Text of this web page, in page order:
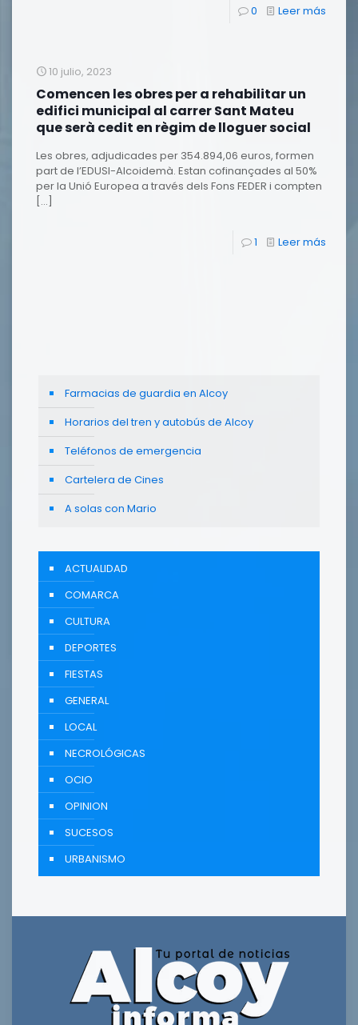
0 Leer más
10 julio, 2023
Comencen les obres per a rehabilitar un
edifici municipal al carrer Sant Mateu
que serà cedit en règim de lloguer social
Les obres, adjudicades per 354.894,06 euros, formen
part de l’EDUSI-Alcoidemà. Estan cofinançades al 50%
per la Unió Europea a través dels Fons FEDER i compten
[…]
1 Leer más
Farmacias de guardia en Alcoy
Horarios del tren y autobús de Alcoy
Teléfonos de emergencia
Cartelera de Cines
A solas con Mario
ACTUALIDAD
COMARCA
CULTURA
DEPORTES
FIESTAS
GENERAL
LOCAL
NECROLÓGICAS
OCIO
OPINION
SUCESOS
URBANISMO